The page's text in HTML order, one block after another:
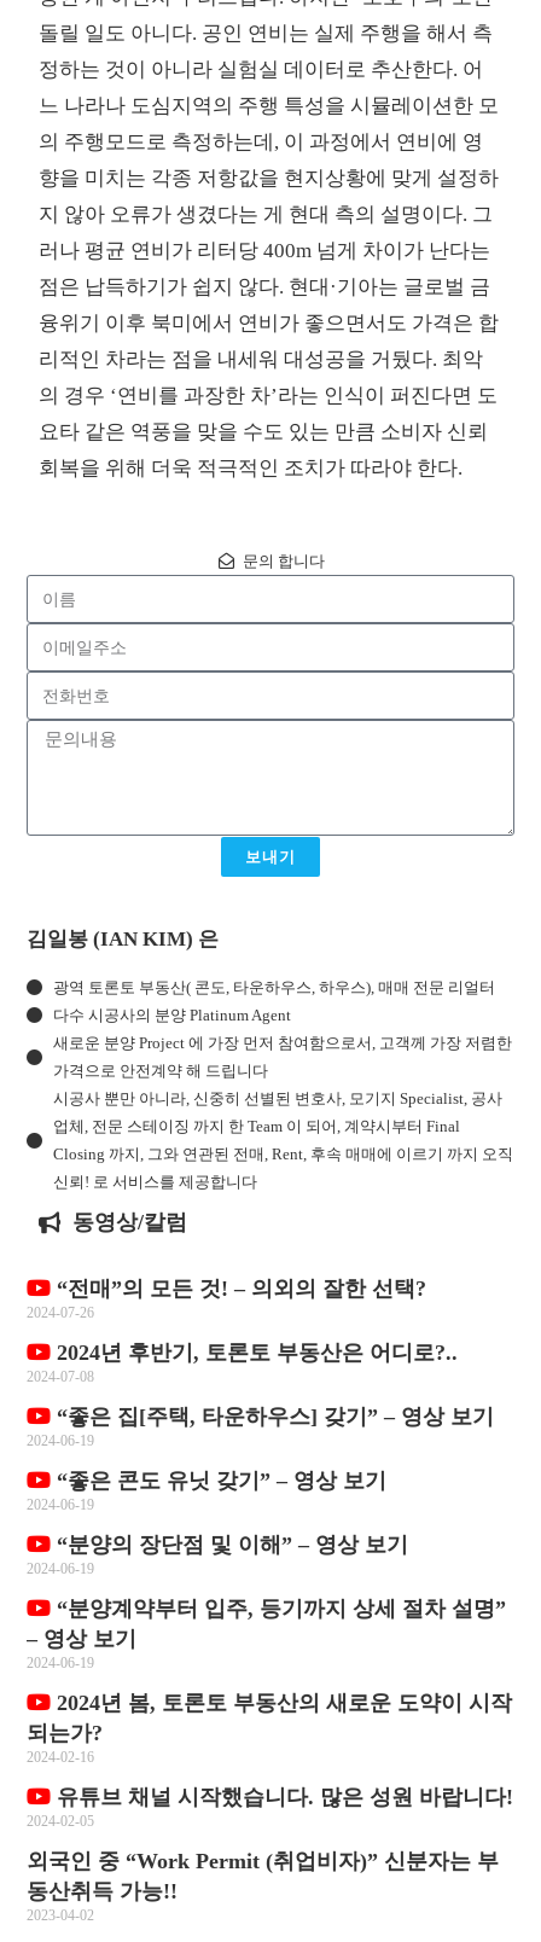
돌릴 일도 아니다. 공인 연비는 실제 주행을 해서 측
정하는 것이 아니라 실험실 데이터로 추산한다. 어
느 나라나 도심지역의 주행 특성을 시뮬레이션한 모
의 주행모드로 측정하는데, 이 과정에서 연비에 영
향을 미치는 각종 저항값을 현지상황에 맞게 설정하
지 않아 오류가 생겼다는 게 현대 측의 설명이다. 그
러나 평균 연비가 리터당 400m 넘게 차이가 난다는
점은 납득하기가 쉽지 않다. 현대·기아는 글로벌 금
융위기 이후 북미에서 연비가 좋으면서도 가격은 합
리적인 차라는 점을 내세워 대성공을 거뒀다. 최악
의 경우 ‘연비를 과장한 차’라는 인식이 퍼진다면 도
요타 같은 역풍을 맞을 수도 있는 만큼 소비자 신뢰
회복을 위해 더욱 적극적인 조치가 따라야 한다.
문의 합니다
보내기
김일봉 (IAN KIM) 은
광역 토론토 부동산( 콘도, 타운하우스, 하우스), 매매 전문 리얼터
다수 시공사의 분양 Platinum Agent
새로운 분양 Project 에 가장 먼저 참여함으로서, 고객께 가장 저렴한
가격으로 안전계약 해 드립니다
시공사 뿐만 아니라, 신중히 선별된 변호사, 모기지 Specialist, 공사
업체, 전문 스테이징 까지 한 Team 이 되어, 계약시부터 Final
Closing 까지, 그와 연관된 전매, Rent, 후속 매매에 이르기 까지 오직
신뢰! 로 서비스를 제공합니다
동영상/칼럼
“전매”의 모든 것! – 의외의 잘한 선택?
2024-07-26
2024년 후반기, 토론토 부동산은 어디로?..
2024-07-08
“좋은 집[주택, 타운하우스] 갖기” – 영상 보기
2024-06-19
“좋은 콘도 유닛 갖기” – 영상 보기
2024-06-19
“분양의 장단점 및 이해” – 영상 보기
2024-06-19
“분양계약부터 입주, 등기까지 상세 절차 설명”
– 영상 보기
2024-06-19
2024년 봄, 토론토 부동산의 새로운 도약이 시작
되는가?
2024-02-16
유튜브 채널 시작했습니다. 많은 성원 바랍니다!
2024-02-05
외국인 중 “Work Permit (취업비자)” 신분자는 부
동산취득 가능!!
2023-04-02